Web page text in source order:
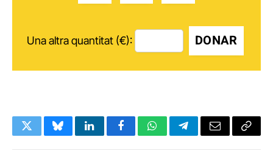
Una altra quantitat (€): DONAR
TwitterBlueskyLinkedInFacebookWhatsAppTelegramEmail Copy